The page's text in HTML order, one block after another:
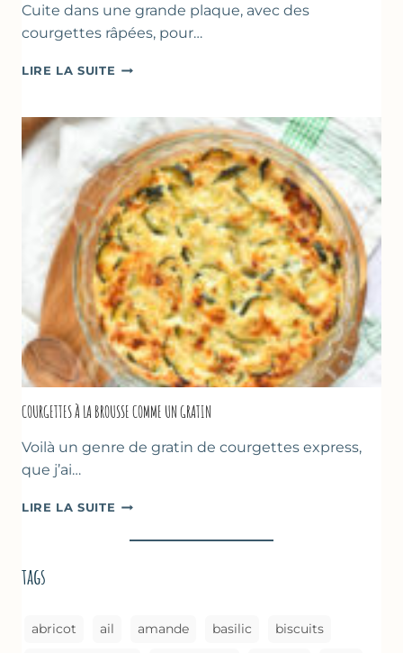
Cuite dans une grande plaque, avec des
courgettes râpées, pour…
LIRE LA SUITE FARINATA
ÉPAISSE
À
LA
FARINE
DE
POIS
CHICHE
–
CUISSON
AU
FOUR
COURGETTES À LA BROUSSE COMME UN GRATIN
Voilà un genre de gratin de courgettes express,
que j’ai…
LIRE LA SUITE COURGETTES
LA
tags
abricot ail amande basilic biscuits